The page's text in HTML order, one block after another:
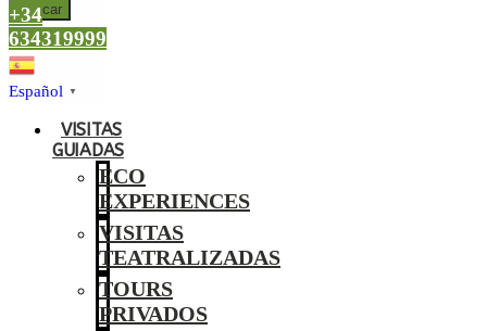
Buscar
+34
634319999
Español ▼
VISITAS
GUIADAS
ECO
EXPERIENCES
VISITAS
TEATRALIZADAS
TOURS
PRIVADOS